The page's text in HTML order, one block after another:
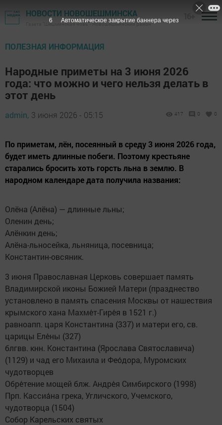
НОВОСТИ НОВОШЕШМИНСКА
Газета "Шешминская новь" - Новошешминский район
ПОЛЕЗНАЯ ИНФОРМАЦИЯ
Народные приметы на 3 июня 2026
года: что можно и чего нельзя делать в
этот день
admin, 3 июня 2026 - 05:15 417 0 0
По приметам, лён, посеянный в среду 3 июня 2026 года,
будет иметь длинные побеги. Поэтому крестьяне
старались бросить хоть горсть льна в землю. В
народном календаре дата получила названия:
Олёна (Алёна) — длинные льны;
Оленин день;
Алёнкин день;
Алёна-льносейка, льняница, посевница;
Константин-овсяник.
3 июня Православная Церковь совершает память
Владимирской иконы Божией Матери (празднество
установлено в память спасения Москвы от нашествия
крымского хана Махме́т-Гире́я в 1521 г.)
равноапп. царя Константина (337) и матери его, св.
царицы Еле́ны (327)
блгвв. кнн. Константина (Ярослава Святославича)
(1129) и чад его Михаила и Фео́дора, Муромских
чудотворцев
Обре́тение мощей блж. Андре́я Симбирского (1998)
Прп. Кассиа́на грека, Угличского, Учемского,
чудотворца (1504)
Собор Карельских святых
4 Автоматическое закрытие баннера через